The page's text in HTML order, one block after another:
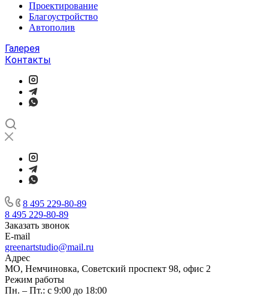
Проектирование
Благоустройство
Автополив
Галерея
Контакты
8 495 229-80-89
8 495 229-80-89
Заказать звонок
E-mail
greenartstudio@mail.ru
Адрес
МО, Немчиновка, Советский проспект 98, офис 2
Режим работы
Пн. – Пт.: с 9:00 до 18:00